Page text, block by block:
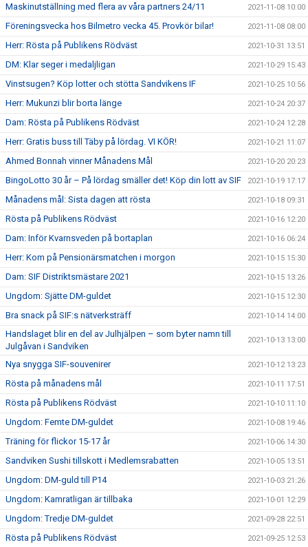
Maskinutställning med flera av våra partners 24/11 2021-11-08 10:00
Föreningsvecka hos Bilmetro vecka 45. Provkör bilar! 2021-11-08 08:00
Herr: Rösta på Publikens Rödväst 2021-10-31 13:51
DM: Klar seger i medaljligan 2021-10-29 15:43
Vinstsugen? Köp lotter och stötta Sandvikens IF 2021-10-25 10:56
Herr: Mukunzi blir borta länge 2021-10-24 20:37
Dam: Rösta på Publikens Rödväst 2021-10-24 12:28
Herr: Gratis buss till Täby på lördag. VI KÖR! 2021-10-21 11:07
Ahmed Bonnah vinner Månadens Mål 2021-10-20 20:23
BingoLotto 30 år – På lördag smäller det! Köp din lott av SIF 2021-10-19 17:17
Månadens mål: Sista dagen att rösta 2021-10-18 09:31
Rösta på Publikens Rödväst 2021-10-16 12:20
Dam: Inför Kvarnsveden på bortaplan 2021-10-16 06:24
Herr: Kom på Pensionärsmatchen i morgon 2021-10-15 15:30
Dam: SIF Distriktsmästare 2021 2021-10-15 13:26
Ungdom: Sjätte DM-guldet 2021-10-15 12:30
Bra snack på SIF:s nätverksträff 2021-10-14 14:00
Handslaget blir en del av Julhjälpen – som byter namn till
Julgåvan i Sandviken
2021-10-13 13:00
Nya snygga SIF-souvenirer 2021-10-12 13:23
Rösta på månadens mål 2021-10-11 17:51
Rösta på Publikens Rödväst 2021-10-10 11:10
Ungdom: Femte DM-guldet 2021-10-08 19:46
Träning för flickor 15-17 år 2021-10-06 14:30
Sandviken Sushi tillskott i Medlemsrabatten 2021-10-05 13:51
Ungdom: DM-guld till P14 2021-10-03 21:26
Ungdom: Kamratligan är tillbaka 2021-10-01 12:29
Ungdom: Tredje DM-guldet 2021-09-28 22:51
Rösta på Publikens Rödväst 2021-09-25 12:53